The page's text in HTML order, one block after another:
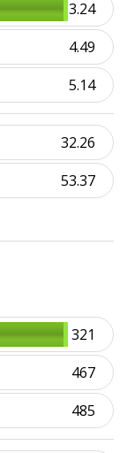
3.24
4.49
5.14
32.26
53.37
321
467
485